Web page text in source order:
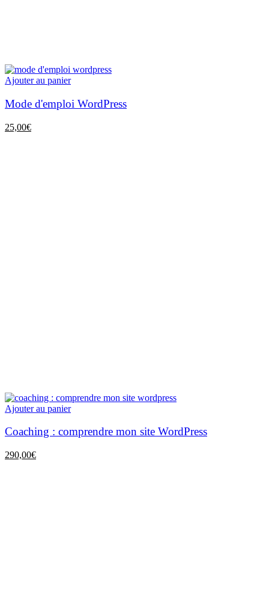
Ajouter au panier
Mode d'emploi WordPress
25,00€
Ajouter au panier
Coaching : comprendre mon site WordPress
290,00€